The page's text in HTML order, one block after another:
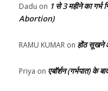
Dadu on 1 से 3 महीने का
Abortion)
RAMU KUMAR on होंठ सूखने
Priya on एबॉर्शन (गर्भपात) के